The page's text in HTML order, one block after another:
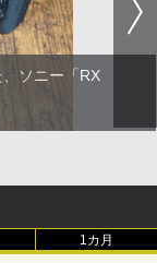
ソニー「RX
1カ月